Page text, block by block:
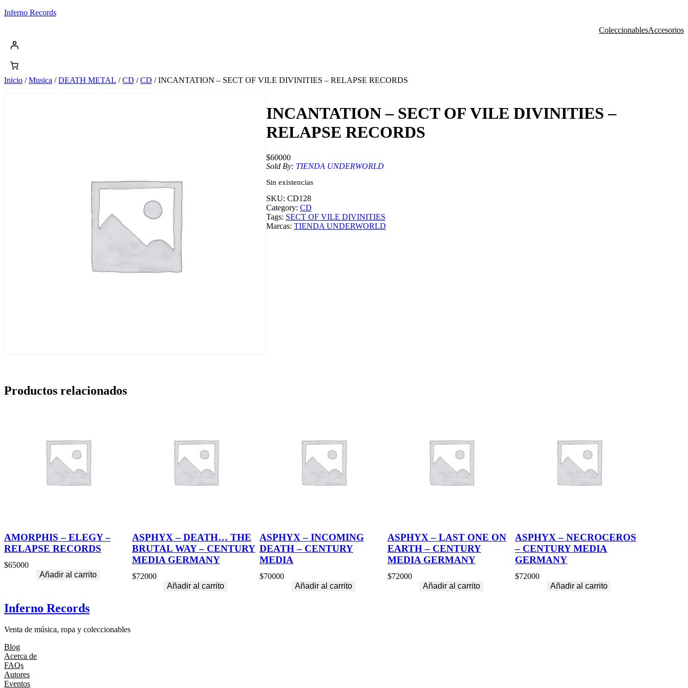
Saltar
Inferno Records
ColeccionablesAccesorios
Inicio /Musica /DEATH METAL /CD /CD / INCANTATION – SECT OF VILE DIVINITIES – RELAPSE RECORDS
INCANTATION – SECT OF VILE DIVINITIES –
RELAPSE RECORDS
$60000
Sold By: TIENDA UNDERWORLD
Sin existencias
SKU: CD128
Category: CD
Tags: SECT OF VILE DIVINITIES
Marcas: TIENDA UNDERWORLD
Productos relacionados
AMORPHIS – ELEGY –
RELAPSE RECORDS
$65000
Añadir al carrito
ASPHYX – DEATH… THE
BRUTAL WAY – CENTURY
MEDIA GERMANY
$72000
Añadir al carrito
ASPHYX – INCOMING
DEATH – CENTURY
MEDIA
$70000
Añadir al carrito
ASPHYX – LAST ONE ON
EARTH – CENTURY
MEDIA GERMANY
$72000
Añadir al carrito
ASPHYX – NECROCEROS
– CENTURY MEDIA
GERMANY
$72000
Añadir al carrito
Inferno Records
Venta de música, ropa y coleccionables
Blog
Acerca de
FAQs
Autores
Eventos